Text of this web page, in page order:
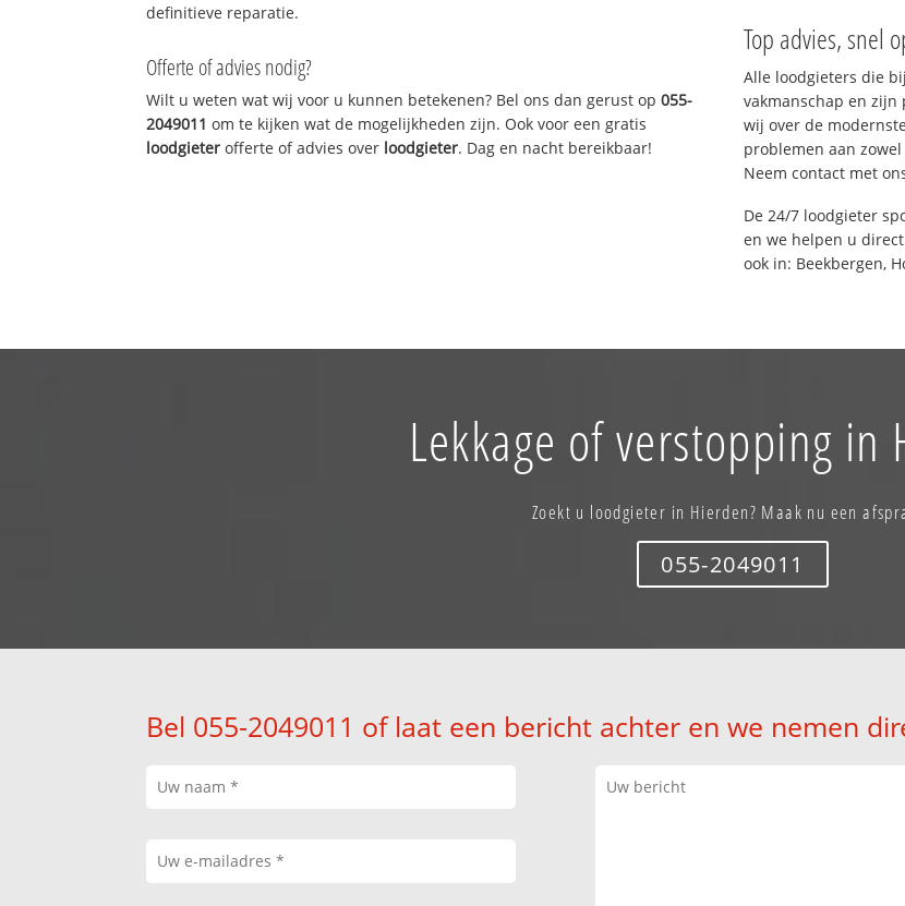
definitieve reparatie.
Offerte of advies nodig?
Wilt u weten wat wij voor u kunnen betekenen? Bel ons dan gerust op055-
2049011 om te kijken wat de mogelijkheden zijn. Ook voor een gratis
loodgieter offerte of advies over loodgieter. Dag en nacht bereikbaar!
Top advies, snel
Alle loodgieters die
vakmanschap en zijn
wij over de
problemen aan
Neem contact met
De 24/7 loodgieter
en we helpen u
ook in: Beekbergen,
Lekkage of verstopping in
Zoekt u loodgieter in Hierden? Maak nu een
055-2049011
Bel 055-2049011 of laat een bericht achter en we nemen